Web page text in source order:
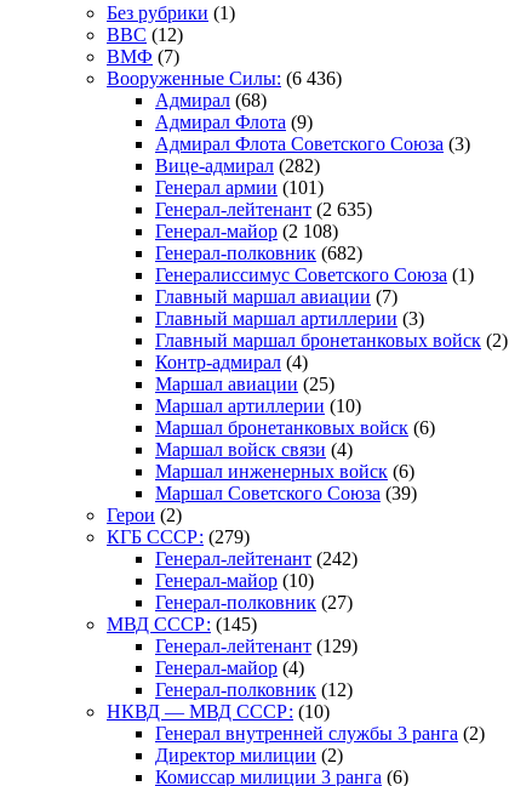
Без рубрики (1)
ВВС (12)
ВМФ (7)
Вооруженные Силы: (6 436)
Адмирал (68)
Адмирал Флота (9)
Адмирал Флота Советского Союза (3)
Вице-адмирал (282)
Генерал армии (101)
Генерал-лейтенант (2 635)
Генерал-майор (2 108)
Генерал-полковник (682)
Генералиссимус Советского Союза (1)
Главный маршал авиации (7)
Главный маршал артиллерии (3)
Главный маршал бронетанковых войск (2)
Контр-адмирал (4)
Маршал авиации (25)
Маршал артиллерии (10)
Маршал бронетанковых войск (6)
Маршал войск связи (4)
Маршал инженерных войск (6)
Маршал Советского Союза (39)
Герои (2)
КГБ СССР: (279)
Генерал-лейтенант (242)
Генерал-майор (10)
Генерал-полковник (27)
МВД СССР: (145)
Генерал-лейтенант (129)
Генерал-майор (4)
Генерал-полковник (12)
НКВД — МВД СССР: (10)
Генерал внутренней службы 3 ранга (2)
Директор милиции (2)
Комиссар милиции 3 ранга (6)